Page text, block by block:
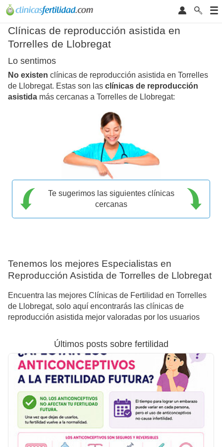
Clínicas de reproducción asistida en
Torrelles de Llobregat
Lo sentimos
No existen clínicas de reproducción asistida en Torrelles
de Llobregat. Estas son las clínicas de reproducción
asistida más cercanas a Torrelles de Llobregat:
Te sugerimos las siguientes clínicas
cercanas
Tenemos los mejores Especialistas en
Reproducción Asistida de Torrelles de Llobregat
Encuentra las mejores Clínicas de Fertilidad en Torrelles
de Llobregat, solo aquí encontrarás las clínicas de
reproducción asistida mejor valoradas por los usuarios
Últimos posts sobre fertilidad